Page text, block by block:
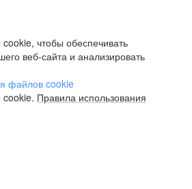
чтобы обеспечивать
веб-сайта и анализировать
файлов cookie
Правила использования